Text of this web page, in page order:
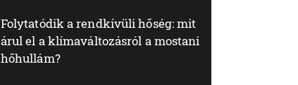
Folytatódik a rendkívüli hőség: mit
árul el a klímaváltozásról a mostani
hőhullám?